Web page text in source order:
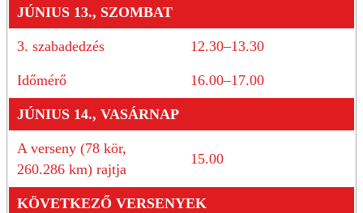
JÚNIUS 13., SZOMBAT
3. szabadedzés 12.30–13.30
Időmérő 16.00–17.00
JÚNIUS 14., VASÁRNAP
A verseny (78 kör,
260.286 km) rajtja
15.00
KÖVETKEZŐ VERSENYEK